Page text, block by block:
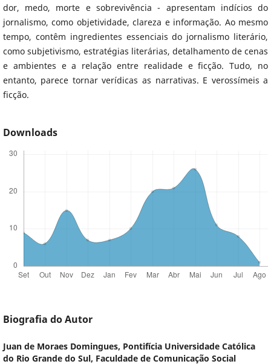
dor, medo, morte e sobrevivência - apresentam indícios do
jornalismo, como objetividade, clareza e informação. Ao mesmo
tempo, contêm ingredientes essenciais do jornalismo literário,
como subjetivismo, estratégias literárias, detalhamento de cenas
e ambientes e a relação entre realidade e ficção. Tudo, no
entanto, parece tornar verídicas as narrativas. E verossímeis a
ficção.
Downloads
Biografia do Autor
Juan de Moraes Domingues, Pontifícia Universidade Católica
do Rio Grande do Sul, Faculdade de Comunicação Social